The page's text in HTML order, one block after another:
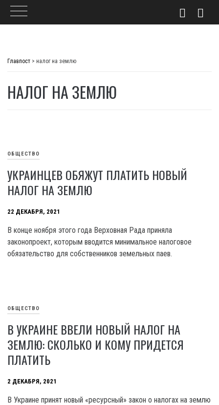
Главпост > налог на землю
НАЛОГ НА ЗЕМЛЮ
ОБЩЕСТВО
УКРАИНЦЕВ ОБЯЖУТ ПЛАТИТЬ НОВЫЙ
НАЛОГ НА ЗЕМЛЮ
22 ДЕКАБРЯ, 2021
В конце ноября этого года Верховная Рада приняла
законопроект, которым вводится минимальное налоговое
обязательство для собственников земельных паев.
ОБЩЕСТВО
В УКРАИНЕ ВВЕЛИ НОВЫЙ НАЛОГ НА
ЗЕМЛЮ: СКОЛЬКО И КОМУ ПРИДЕТСЯ
ПЛАТИТЬ
2 ДЕКАБРЯ, 2021
В Украине принят новый «ресурсный» закон о налогах на землю